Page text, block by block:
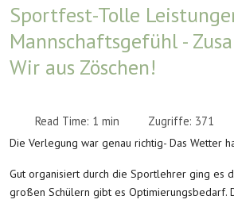
Sportfest-Tolle
Mannschaftsgefühl -
Wir aus Zöschen!
Read Time: 1 min Zugriffe: 371
Die Verlegung war genau richtig- Das Wetter
Gut organisiert durch die Sportlehrer ging es
großen Schülern gibt es Optimierungsbedarf.